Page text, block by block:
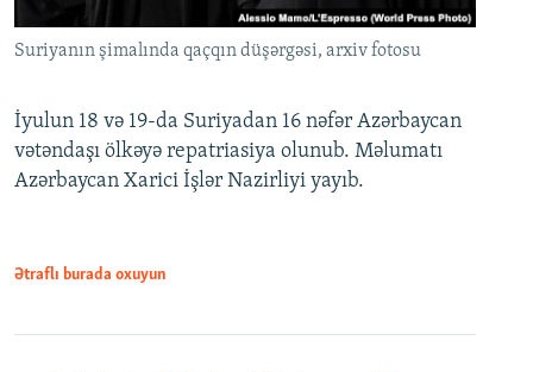
Suriyanın şimalında qaçqın düşərgəsi, arxiv fotosu
İyulun 18 və 19-da Suriyadan 16 nəfər Azərbaycan
vətəndaşı ölkəyə repatriasiya olunub. Məlumatı
Azərbaycan Xarici İşlər Nazirliyi yayıb.
Ətraflı burada oxuyun